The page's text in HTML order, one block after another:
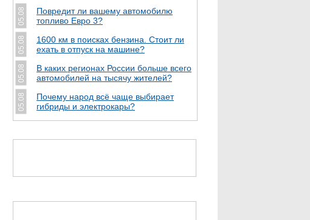
05.08
Повредит ли вашему автомобилю
топливо Евро 3?
05.08
1600 км в поисках бензина. Стоит ли
ехать в отпуск на машине?
05.08
В каких регионах России больше всего
автомобилей на тысячу жителей?
05.08
Почему народ всё чаще выбирает
гибриды и электрокары?